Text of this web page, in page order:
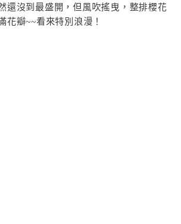
還沒到最盛開，但風吹搖曳，整排櫻花
花瓣~~看來特別浪漫！